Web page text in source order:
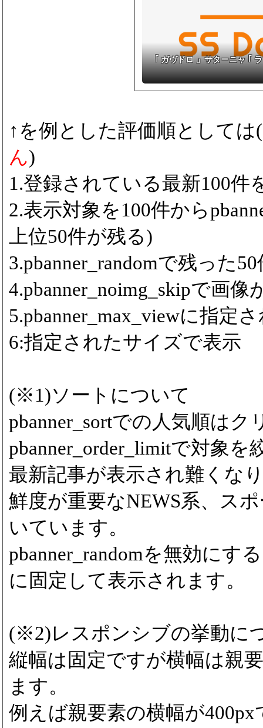
｢ ガヴドロ 」サターニャ ｢
↑を例とした評価順としては(
ん)
1.登録されている最新100件
2.表示対象を100件から
上位50件が残る)
3.pbanner_randomで残った
4.pbanner_noimg_skipで画
5.pbanner_max_viewに指定
6:指定されたサイズで表示
(※1)ソートについて
pbanner_sortでの人気順は
pbanner_order_limitで対象を
最新記事が表示され難くな
鮮度が重要なNEWS系、ス
いています。
pbanner_randomを無効にす
に固定して表示されます。
(※2)レスポンシブの挙動に
縦幅は固定ですが横幅は親
ます。
例えば親要素の横幅が